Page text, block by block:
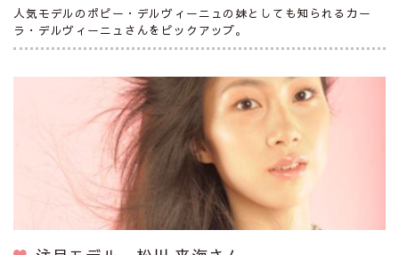
人気モデルのポピー・デルヴィーニュの妹としても知られるカー
ラ・デルヴィーニュさんをピックアップ。